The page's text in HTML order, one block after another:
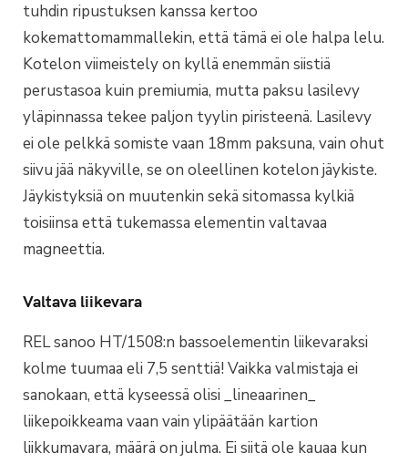
tuhdin ripustuksen kanssa kertoo
kokemattomammallekin, että tämä ei ole halpa lelu.
Kotelon viimeistely on kyllä enemmän siistiä
perustasoa kuin premiumia, mutta paksu lasilevy
yläpinnassa tekee paljon tyylin piristeenä. Lasilevy
ei ole pelkkä somiste vaan 18mm paksuna, vain ohut
siivu jää näkyville, se on oleellinen kotelon jäykiste.
Jäykistyksiä on muutenkin sekä sitomassa kylkiä
toisiinsa että tukemassa elementin valtavaa
magneettia.
Valtava liikevara
REL sanoo HT/1508:n bassoelementin liikevaraksi
kolme tuumaa eli 7,5 senttiä! Vaikka valmistaja ei
sanokaan, että kyseessä olisi _lineaarinen_
liikepoikkeama vaan vain ylipäätään kartion
liikkumavara, määrä on julma. Ei siitä ole kauaa kun